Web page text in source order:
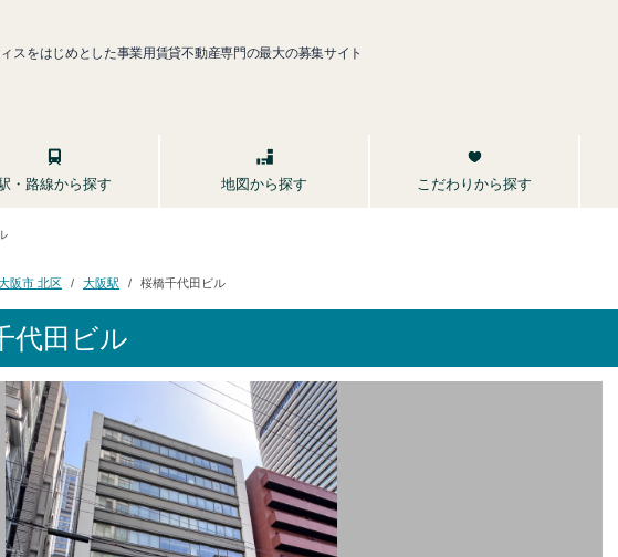
スをはじめとした事業用賃貸不動産専門の最大の募集サイト
・路線から探す 地図から探す こだわりから探す
阪市 北区 大阪駅 桜橋千代田ビル
代田ビル